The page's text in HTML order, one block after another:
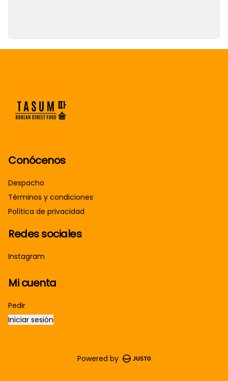
Conócenos
Despacho
Términos y condiciones
Política de privacidad
Redes sociales
Instagram
Mi cuenta
Pedir
Iniciar sesión
Powered by